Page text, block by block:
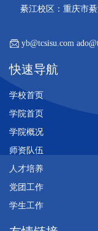
綦江校区：重庆市
yb@tcsisu.com
快速导航
学校首页
学院首页
学院概况
师资队伍
人才培养
党团工作
学生工作